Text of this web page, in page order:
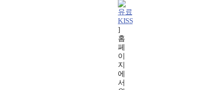
KISS
]
홈
페
이
지
에
서